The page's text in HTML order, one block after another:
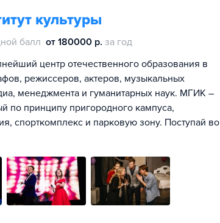
культуры
балл от 180000 р. за год
центр отечественного образования в
режиссеров, актеров, музыкальных
менеджмента и гуманитарных наук. МГИК –
по принципу пригородного кампуса,
спорткомплекс и парковую зону. Поступай во